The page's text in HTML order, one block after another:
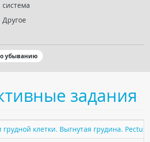
диагностика и терапия"
система
Другое
убыванию
задания
клетки. Выгнутая грудина. Pectus